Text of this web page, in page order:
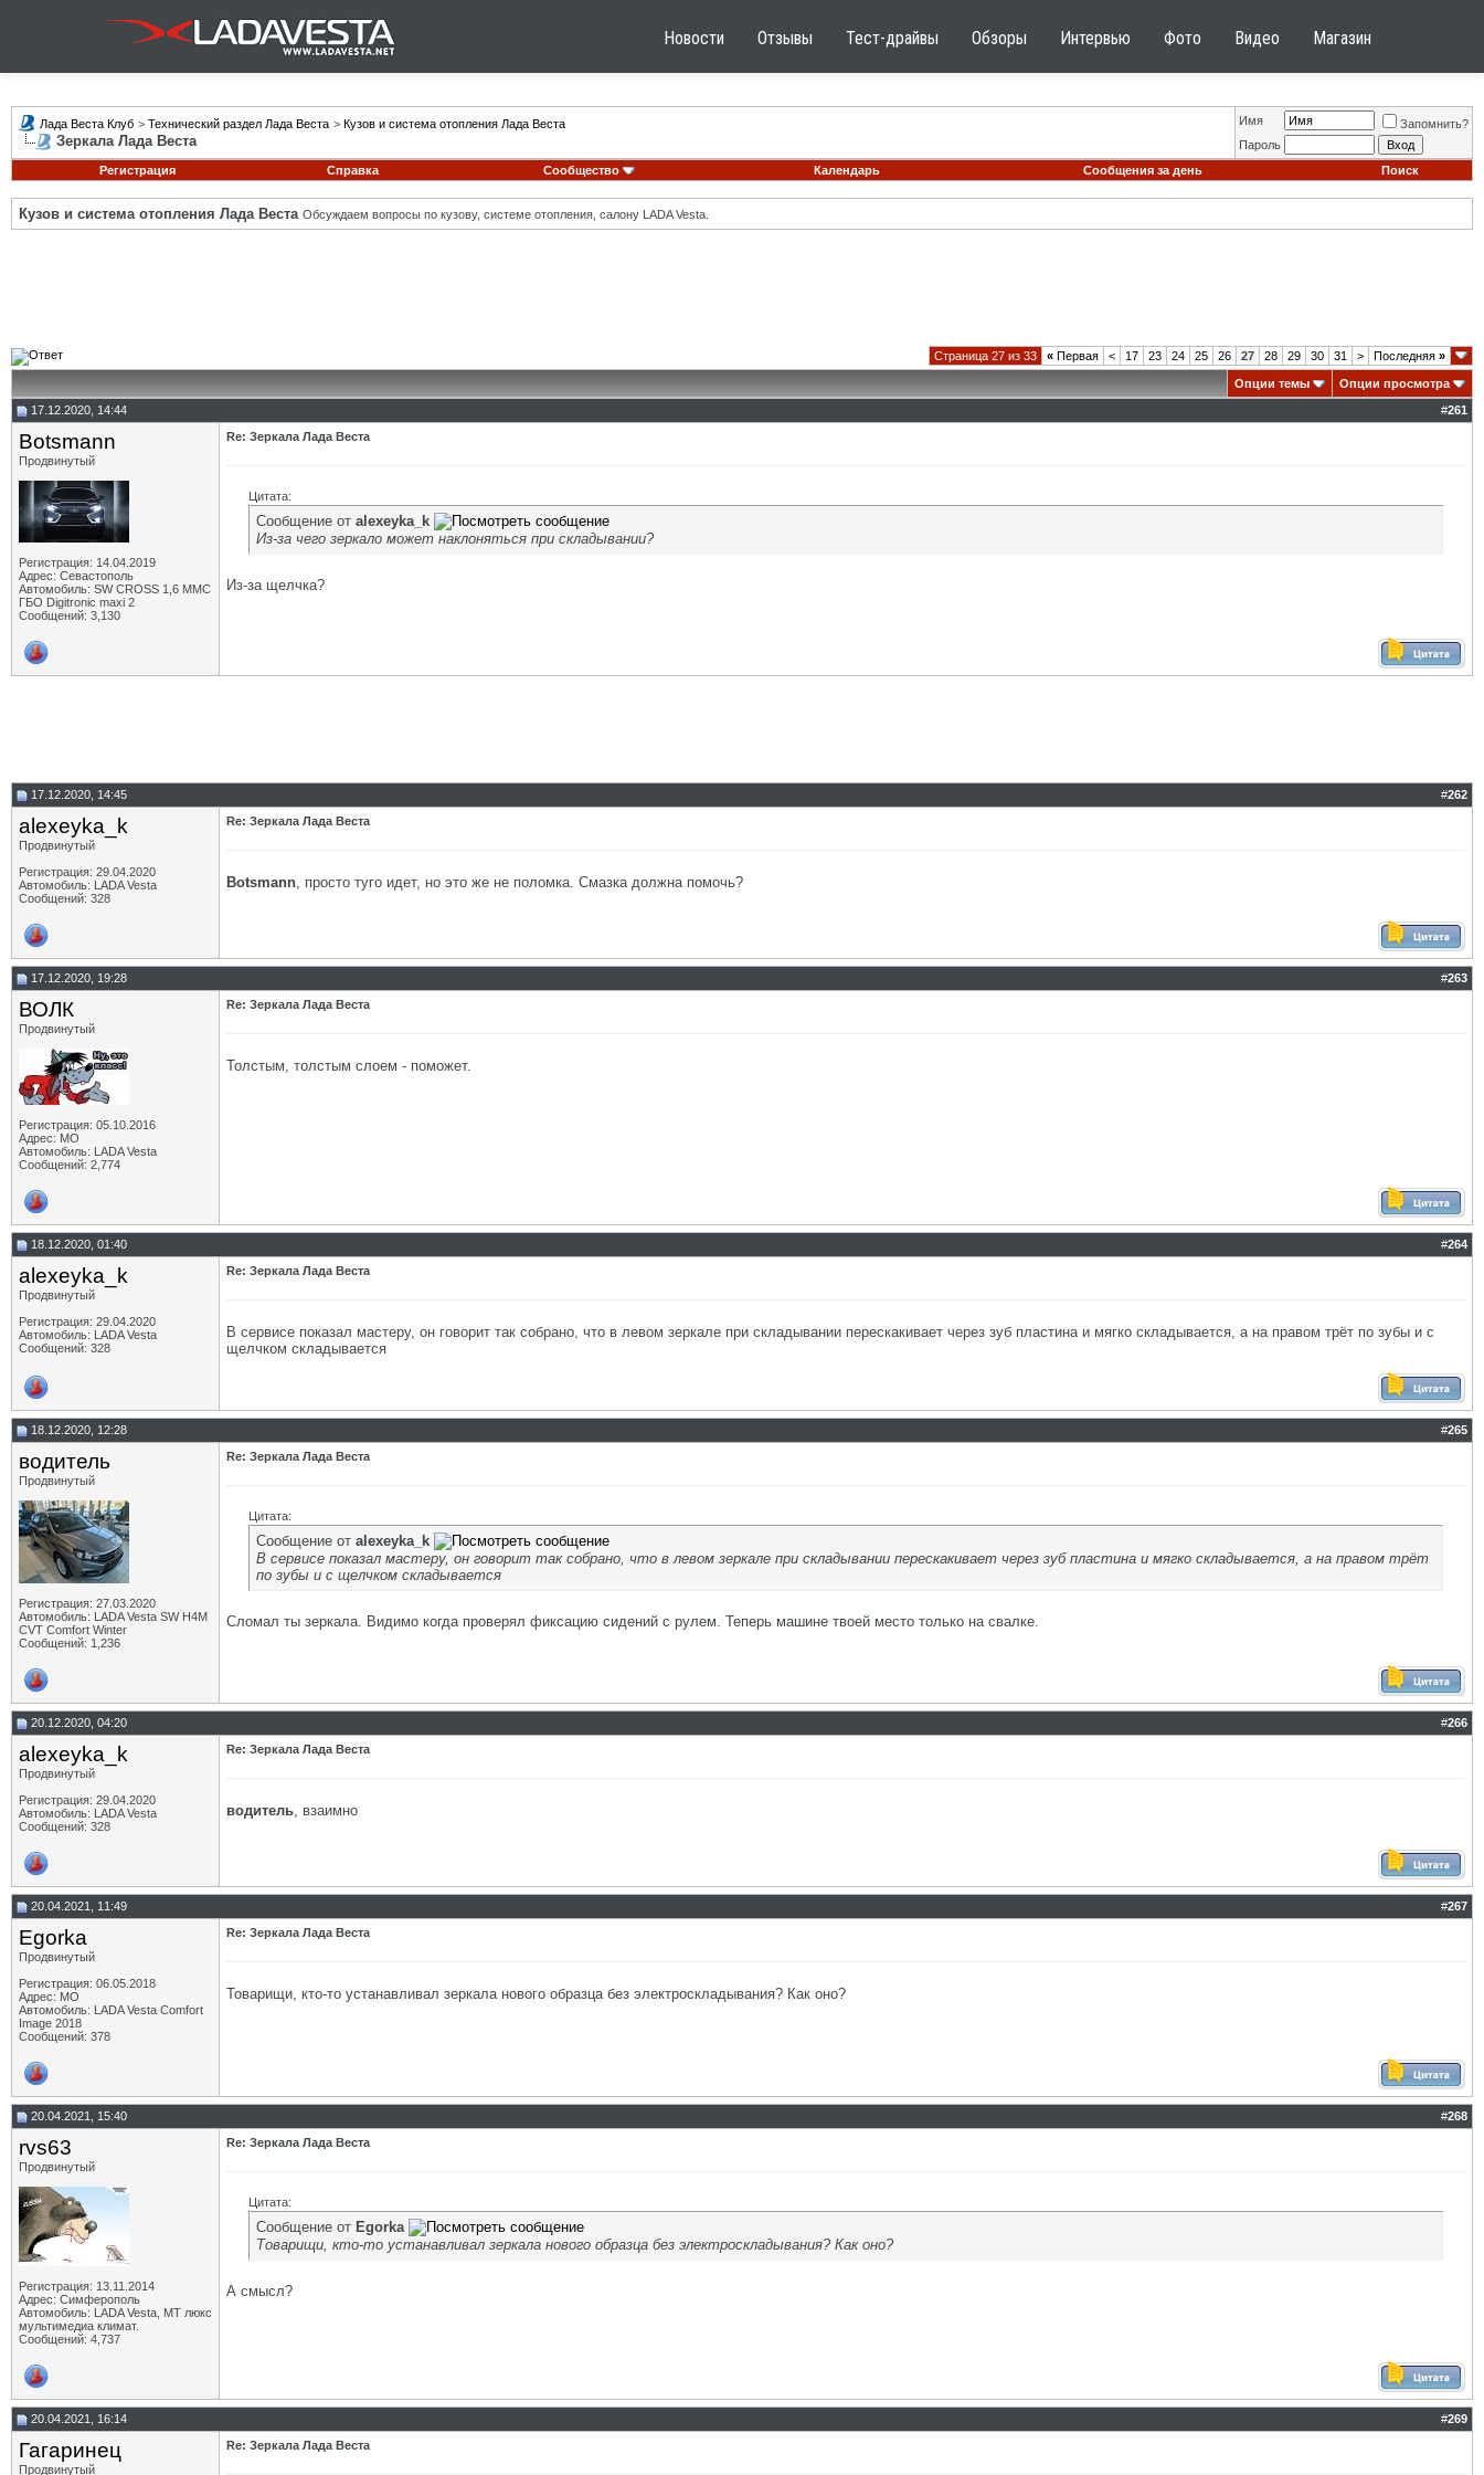
Новости Отзывы Тест-драйвы Обзоры Интервью Фото Видео Магазин
Лада Веста Клуб > Технический раздел Лада Веста > Кузов и система отопления Лада Веста
Зеркала Лада Веста
Имя
Запомнить?
Пароль
Регистрация
Справка Сообщество Календарь Сообщения за день Поиск
Кузов и система отопления Лада Веста Обсуждаем вопросы по кузову, системе отопления, салону LADA Vesta.
Страница 27 из 33 « Первая < 17 23 24 25 26 27 28 29 30 31 > Последняя »
Опции темы
Опции просмотра
17.12.2020, 14:44
#261
Botsmann
Продвинутый
Регистрация: 14.04.2019
Адрес: Севастополь
Автомобиль: SW CROSS 1,6 ММС
ГБО Digitronic maxi 2
Сообщений: 3,130
Re: Зеркала Лада Веста
Цитата:
Сообщение от alexeyka_k
Из-за чего зеркало может наклоняться при складывании?
Из-за щелчка?
17.12.2020, 14:45 #262
alexeyka_k
Продвинутый
Регистрация: 29.04.2020
Автомобиль: LADA Vesta
Сообщений: 328
Re: Зеркала Лада Веста
Botsmann, просто туго идет, но это же не поломка. Смазка должна помочь?
17.12.2020, 19:28 #263
ВОЛК
Продвинутый
Регистрация: 05.10.2016
Адрес: МО
Автомобиль: LADA Vesta
Сообщений: 2,774
Re: Зеркала Лада Веста
Толстым, толстым слоем - поможет.
18.12.2020, 01:40 #264
alexeyka_k
Продвинутый
Регистрация: 29.04.2020
Автомобиль: LADA Vesta
Сообщений: 328
Re: Зеркала Лада Веста
В сервисе показал мастеру, он говорит так собрано, что в левом зеркале при складывании перескакивает через зуб пластина и мягко складывается, а на правом трёт по зубы и с
щелчком складывается
18.12.2020, 12:28 #265
водитель
Продвинутый
Регистрация: 27.03.2020
Автомобиль: LADA Vesta SW H4M
CVT Comfort Winter
Сообщений: 1,236
Re: Зеркала Лада Веста
Цитата:
Сообщение от alexeyka_k
В сервисе показал мастеру, он говорит так собрано, что в левом зеркале при складывании перескакивает через зуб пластина и мягко складывается, а на правом трёт
по зубы и с щелчком складывается
Сломал ты зеркала. Видимо когда проверял фиксацию сидений с рулем. Теперь машине твоей место только на свалке.
20.12.2020, 04:20 #266
alexeyka_k
Продвинутый
Регистрация: 29.04.2020
Автомобиль: LADA Vesta
Сообщений: 328
Re: Зеркала Лада Веста
водитель, взаимно
20.04.2021, 11:49 #267
Egorka
Продвинутый
Регистрация: 06.05.2018
Адрес: МО
Автомобиль: LADA Vesta Comfort
Image 2018
Сообщений: 378
Re: Зеркала Лада Веста
Товарищи, кто-то устанавливал зеркала нового образца без электроскладывания? Как оно?
20.04.2021, 15:40 #268
rvs63
Продвинутый
Регистрация: 13.11.2014
Адрес: Симферополь
Автомобиль: LADA Vesta, МТ люкс
мультимедиа климат.
Сообщений: 4,737
Re: Зеркала Лада Веста
Цитата:
Сообщение от Egorka
Товарищи, кто-то устанавливал зеркала нового образца без электроскладывания? Как оно?
А смысл?
20.04.2021, 16:14 #269
Гагаринец
Продвинутый
Re: Зеркала Лада Веста